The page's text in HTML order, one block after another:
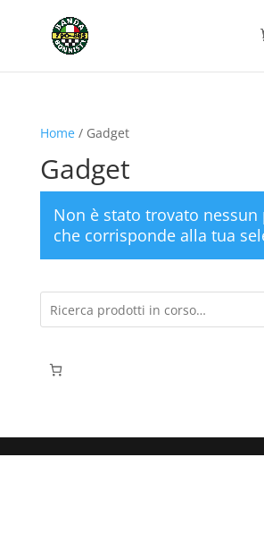
Home/ Gadget
Gadget
Non è stato trovato
che corrisponde alla tua